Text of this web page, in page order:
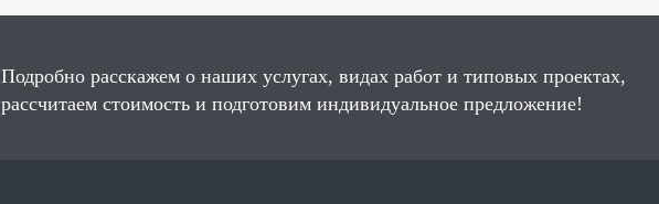
Подробно расскажем о наших услугах, видах работ и типовых проектах,
рассчитаем стоимость и подготовим индивидуальное предложение!